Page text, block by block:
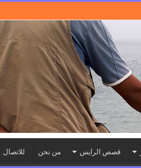
قصص الرايس من نحن للاتصال